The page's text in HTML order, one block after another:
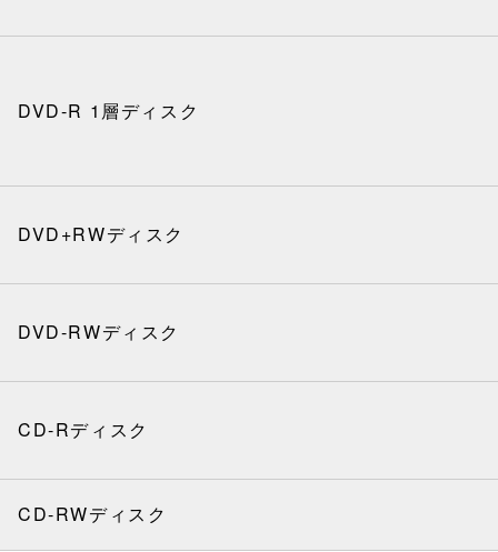
DVD-R 1層ディスク
DVD+RWディスク
DVD-RWディスク
CD-Rディスク
CD-RWディスク